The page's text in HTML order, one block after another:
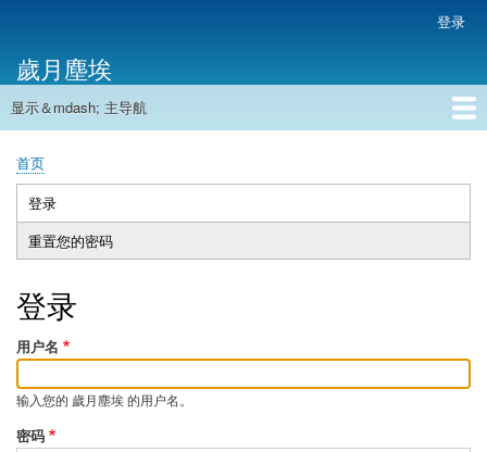
主
内
帐
户
菜
单
登录
歲月塵埃
主
航
显示＆mdash; 主导航
首页
面
包
屑
首页
主
标
登录
动
标
重置您的密码
登录
用户名
输入您的 歲月塵埃 的用户名。
密码